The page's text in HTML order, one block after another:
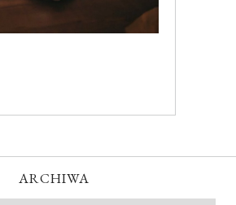
ARCHIWA